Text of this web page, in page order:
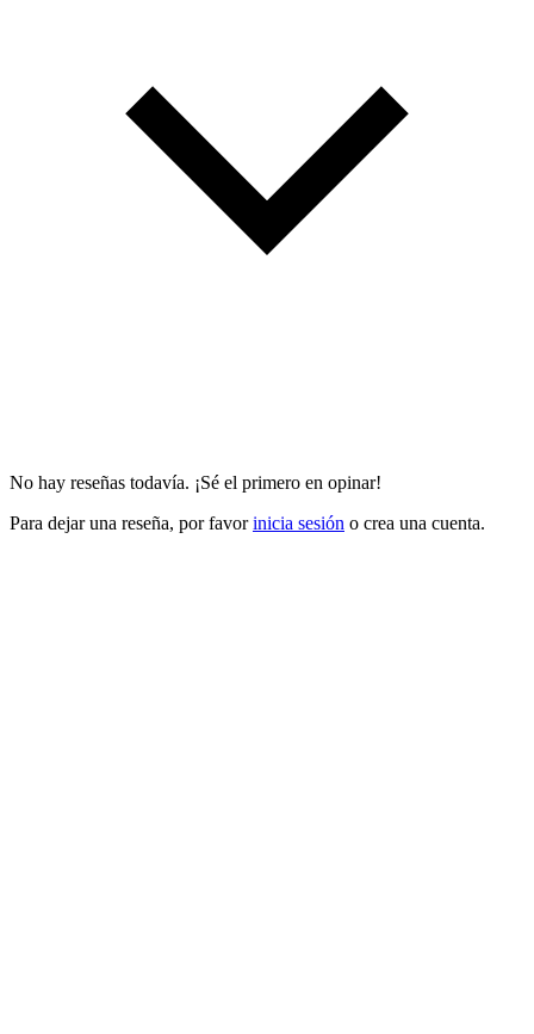
No hay reseñas todavía. ¡Sé el primero en opinar!
Para dejar una reseña, por favorinicia sesión o crea una cuenta.